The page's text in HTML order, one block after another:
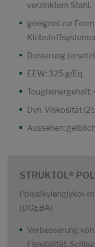
verzinktem Stahl,
geeignet zur
Dosierung
EEW: 325 g/Eq
Toughenergehalt:
Dyn. Viskosität
Aussehen:
STRUKTOL®
Polyalkylenglykol-
(DGEBA)
Verbesserung
Flexibilität,